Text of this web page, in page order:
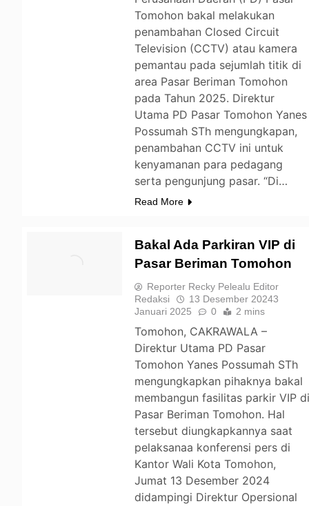
Tomohon bakal melakukan
penambahan Closed Circuit
Television (CCTV) atau kamera
pemantau pada sejumlah titik di
area Pasar Beriman Tomohon
pada Tahun 2025. Direktur
Utama PD Pasar Tomohon Yanes
Possumah STh mengungkapan,
penambahan CCTV ini untuk
kenyamanan para pedagang
serta pengunjung pasar. “Di…
Read More
Bakal Ada Parkiran VIP di
Pasar Beriman Tomohon
Reporter Recky Pelealu Editor
Redaksi
13 Desember 20243
Januari 2025
0 2 mins
Tomohon, CAKRAWALA –
Direktur Utama PD Pasar
Tomohon Yanes Possumah STh
mengungkapkan pihaknya bakal
membangun fasilitas parkir VIP
Pasar Beriman Tomohon. Hal
tersebut diungkapkannya saat
pelaksanaa konferensi pers di
Kantor Wali Kota Tomohon,
Jumat 13 Desember 2024
didampingi Direktur Opersional